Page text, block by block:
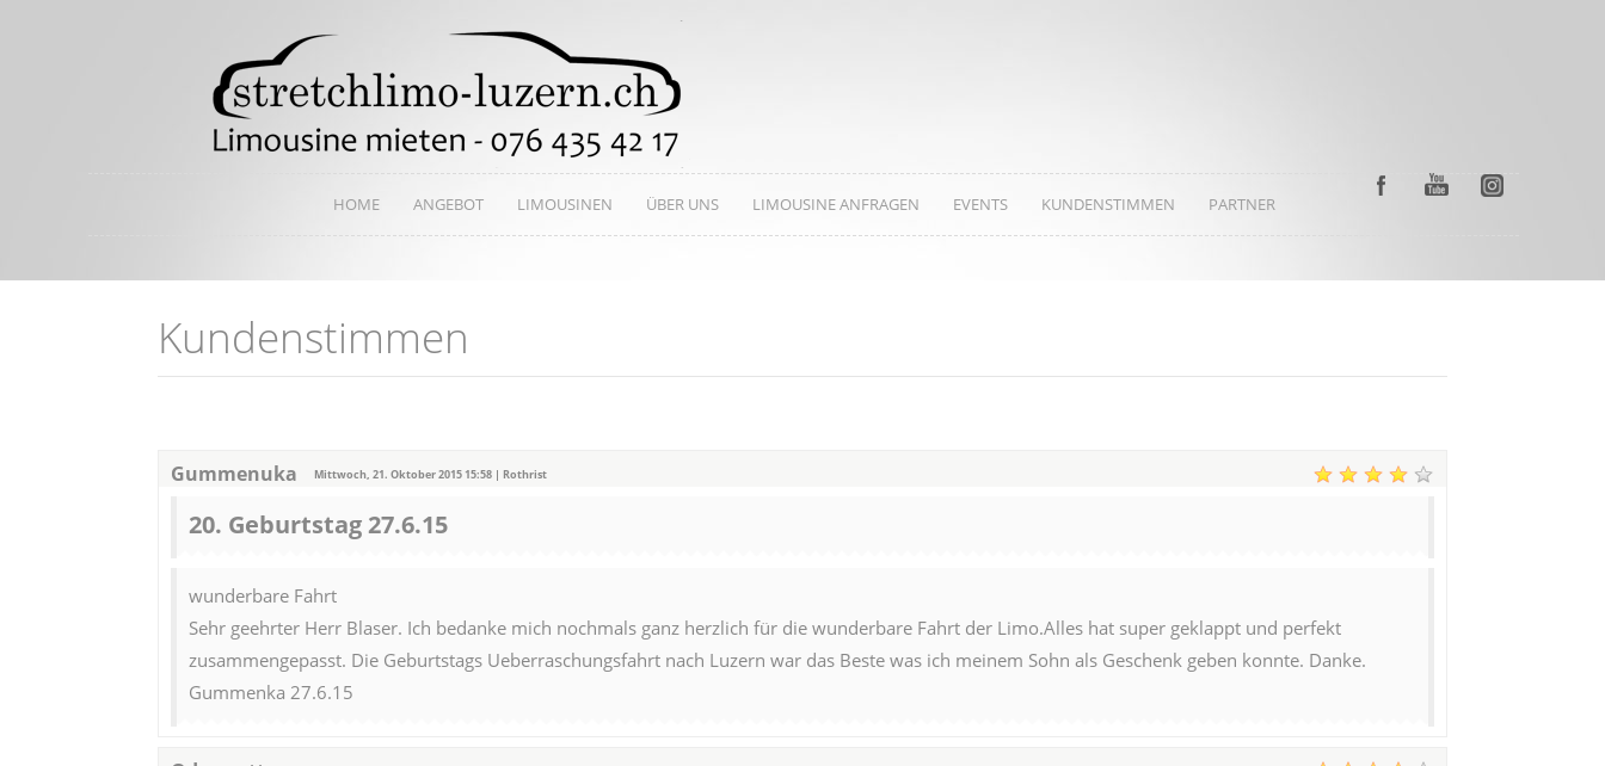
HOME ANGEBOT LIMOUSINEN ÜBER UNS LIMOUSINE ANFRAGEN EVENTS KUNDENSTIMMEN PARTNER
Kundenstimmen
Gummenuka Mittwoch, 21. Oktober 2015 15:58 | Rothrist
20. Geburtstag 27.6.15
wunderbare Fahrt
Sehr geehrter Herr Blaser. Ich bedanke mich nochmals ganz herzlich für die wunderbare Fahrt der Limo.Alles hat super geklappt und perfekt
zusammengepasst. Die Geburtstags Ueberraschungsfahrt nach Luzern war das Beste was ich meinem Sohn als Geschenk geben konnte. Danke.
Gummenka 27.6.15